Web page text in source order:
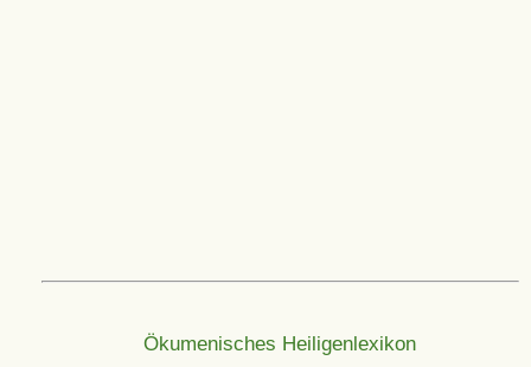
Ökumenisches Heiligenlexikon